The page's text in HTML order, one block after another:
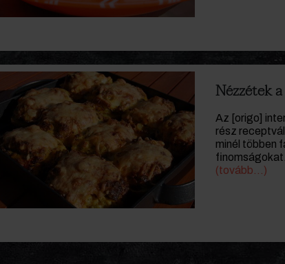
Nézzétek
Az [origo]
rész
minél többen
(tovább…)